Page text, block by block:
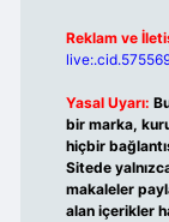
Reklam ve
Yasal Uyarı:
bir marka,
hiçbir
Sitede
makaleler
alan içerikler